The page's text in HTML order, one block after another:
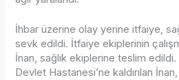
İhbar üzerine olay yerine itfaiye,
sevk edildi. İtfaiye ekiplerinin
İnan, sağlık ekiplerine teslim
Devlet Hastanesi’ne kaldırılan